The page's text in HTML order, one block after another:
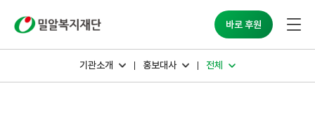
바로 후원
기관소개 홍보대사 전체